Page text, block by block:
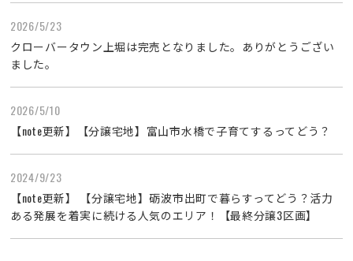
2026/5/23
クローバータウン上堀は完売となりました。ありがとうござい
ました。
2026/5/10
【note更新】【分譲宅地】富山市水橋で子育てするってどう？
2024/9/23
【note更新】 【分譲宅地】砺波市出町で暮らすってどう？活力
ある発展を着実に続ける人気のエリア！【最終分譲3区画】